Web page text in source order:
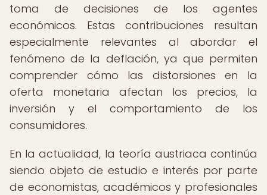
toma de decisiones de los agentes
económicos. Estas contribuciones resultan
especialmente relevantes al abordar el
fenómeno de la deflación, ya que permiten
comprender cómo las distorsiones en la
oferta monetaria afectan los precios, la
inversión y el comportamiento de los
consumidores.
En la actualidad, la teoría austriaca continúa
siendo objeto de estudio e interés por parte
de economistas, académicos y profesionales